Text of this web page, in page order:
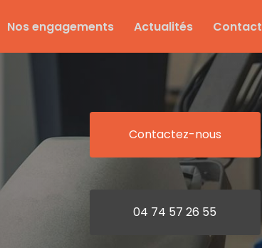
Nos engagements Actualités Contact
Contactez-nous
04 74 57 26 55